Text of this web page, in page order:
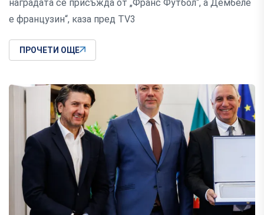
наградата се присъжда от „Франс Футбол“, а Дембеле
е французин“, каза пред TV3
ПРОЧЕТИ ОЩЕ